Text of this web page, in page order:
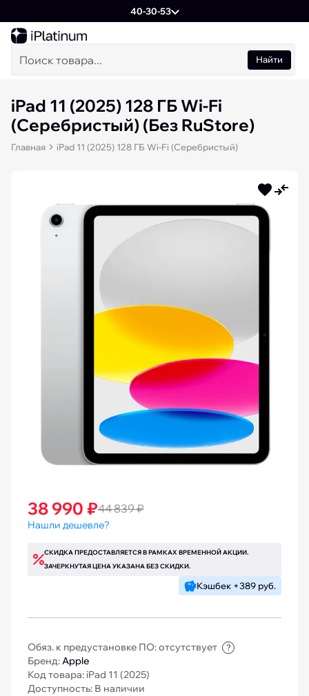
40-30-53
Найти
iPad 11 (2025) 128 ГБ Wi-Fi
(Cеребристый) (Без RuStore)
Главная iPad 11 (2025) 128 ГБ Wi-Fi (Cеребристый)
38 990 ₽44 839 ₽
Нашли дешевле?
СКИДКА ПРЕДОСТАВЛЯЕТСЯ В РАМКАХ ВРЕМЕННОЙ АКЦИИ.
ЗАЧЕРКНУТАЯ ЦЕНА УКАЗАНА БЕЗ СКИДКИ.
Кэшбек +389 руб.
Обяз. к предустановке ПО: отсутствует ?
Бренд:Apple
Код товара: iPad 11 (2025)
Доступность: В наличии